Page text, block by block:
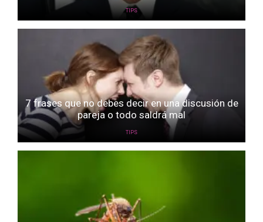
TIPS
7 frases que no debes decir en una discusión de
pareja o todo saldrá mal
TIPS